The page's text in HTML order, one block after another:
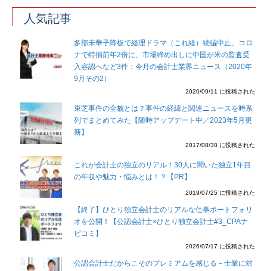
人気記事
多部未華子降板で経理ドラマ（これ経）続編中止、コロ
ナで特損前年2倍に、市場締め出しに中国が米の監査受
入容認へなど3件：今月の会計士業界ニュース（2020年
9月その2）
2020/09/11 に投稿された
東芝事件の全貌とは？事件の経緯と関連ニュースを時系
列でまとめてみた【随時アップデート中／2023年5月更
新】
2017/08/30 に投稿された
これが会計士の独立のリアル！30人に聞いた独立1年目
の年収や魅力・悩みとは！？【PR】
2019/07/25 に投稿された
【終了】ひとり独立会計士のリアルな仕事ポートフォリ
オを公開！【公認会計士×ひとり独立会計士#3_CPAナ
ビコミ】
2026/07/17 に投稿された
公認会計士だからこそのプレミアムを感じる－士業に対